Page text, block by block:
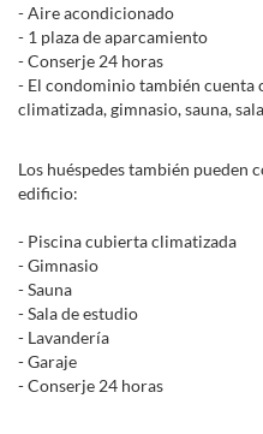
- Aire acondicionado
- 1 plaza de aparcamiento
- Conserje 24 horas
- El condominio también cuenta
climatizada, gimnasio, sauna,
Los huéspedes también pueden
edificio:
- Piscina cubierta climatizada
- Gimnasio
- Sauna
- Sala de estudio
- Lavandería
- Garaje
- Conserje 24 horas